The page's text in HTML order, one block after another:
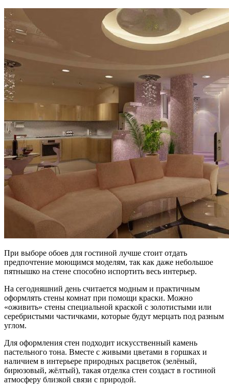
При выборе обоев для гостиной лучше стоит отдать
предпочтение моющимся моделям, так как даже небольшое
пятнышко на стене способно испортить весь интерьер.
На сегодняшний день считается модным и практичным
оформлять стены комнат при помощи краски. Можно
«оживить» стены специальной краской с золотистыми или
серебристыми частичками, которые будут мерцать под разным
углом.
Для оформления стен подходит искусственный камень
пастельного тона. Вместе с живыми цветами в горшках и
наличием в интерьере природных расцветок (зелёный,
бирюзовый, жёлтый), такая отделка стен создаст в гостиной
атмосферу близкой связи с природой.